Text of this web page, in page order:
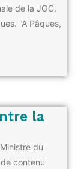
de la JOC,
“A Pâques,
la
du
contenu